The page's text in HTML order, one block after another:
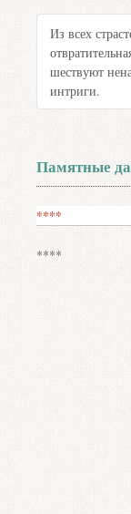
Из всех
шествуют
интриги.
Памятные
****
****